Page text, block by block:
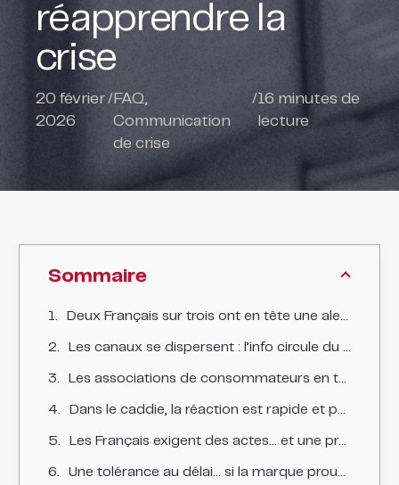
réapprendre la
crise
20 février
2026
/FAQ,
Communication
de crise
/16 minutes de
lecture
Sommaire
Deux Français sur trois ont en tête une alerte alimentaire récente
Les canaux se dispersent : l’info circule du JT au fil d’actualité
Les associations de consommateurs en tête de la crédibilité
Dans le caddie, la réaction est rapide et parfois durable
Les Français exigent des actes… et une présence en moins de 24 heures
Une tolérance au délai… si la marque prouve qu’elle apprend